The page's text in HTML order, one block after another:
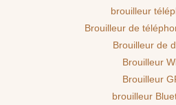
brouilleur
Brouilleur de
Brouilleur de
Brouilleur
Brouilleur
brouilleur